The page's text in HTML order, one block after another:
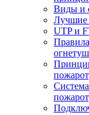
Виды и
Лучшие
UTP и
Система